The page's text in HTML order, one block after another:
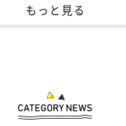
もっと見る